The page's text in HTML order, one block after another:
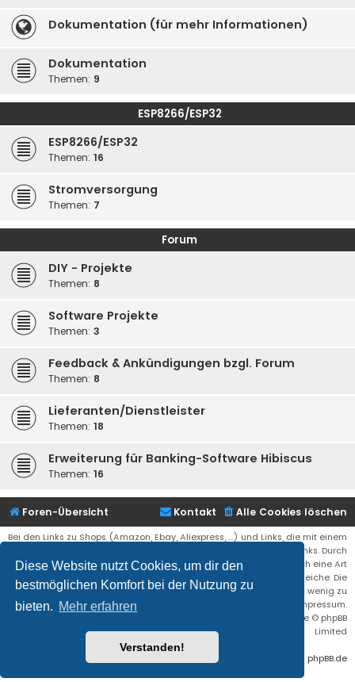
Diese Website nutzt Cookies, um dir den
bestmöglichen Komfort bei der Nutzung zu
bieten. Mehr erfahren
Verstanden!
Dokumentation (für mehr Informationen)
Dokumentation
Themen: 9
ESP8266/ESP32
ESP8266/ESP32
Themen: 16
Stromversorgung
Themen: 7
Forum
DIY - Projekte
Themen: 8
Software Projekte
Themen: 3
Feedback & Ankündigungen bzgl. Forum
Themen: 8
Lieferanten/Dienstleister
Themen: 18
Erweiterung für Banking-Software Hibiscus
Themen: 16
Foren-Übersicht Alle Cookies löschen
Kontakt
Bei den Links zu Shops (Amazon, Ebay, Aliexpress, ...) und Links, die mit einem
Stern (*) markiert sind, kann es sich um sogenannte Affiliate Links. Durch
den Kauf eines Produktes über einen Affiliate Link erhälte ich eine Art
Umsatzbeteiligung gutgeschrieben. Für euch bleibt der Preis der gleiche. Die
Einnahmen helfen die Hostgebühren für diese Webseite ein wenig zu
reduzieren. Siehe auch das Impressum.
® Forum Software © phpBB
Limited
Deutsche Übersetzung durch phpBB.de